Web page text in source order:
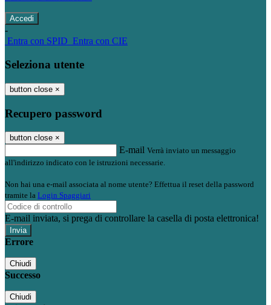
-
Entra con SPID Entra con CIE
Seleziona utente
button close ×
Recupero password
button close ×
E-mail Verrà inviato un messaggio
all'indirizzo indicato con le istruzioni necessarie.
Non hai una e-mail associata al nome utente? Effettua il reset della password
tramite la Login Spaggiari
E-mail inviata, si prega di controllare la casella di posta elettronica!
Errore
Chiudi
Successo
Chiudi